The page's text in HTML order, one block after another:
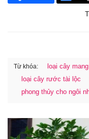
Từ khóa: loại cây
loại cây rước tài lộc
phong thủy cho ngôi